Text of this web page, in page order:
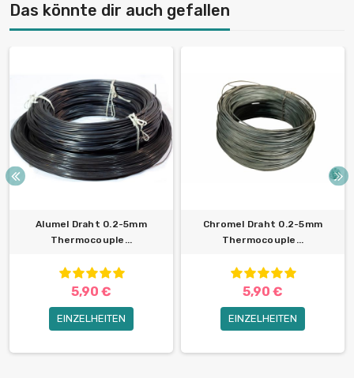
Das könnte dir auch gefallen
Alumel Draht 0.2-5mm
Thermocouple...
5,90 €
EINZELHEITEN
Chromel Draht 0.2-5mm
Thermocouple...
5,90 €
EINZELHEITEN